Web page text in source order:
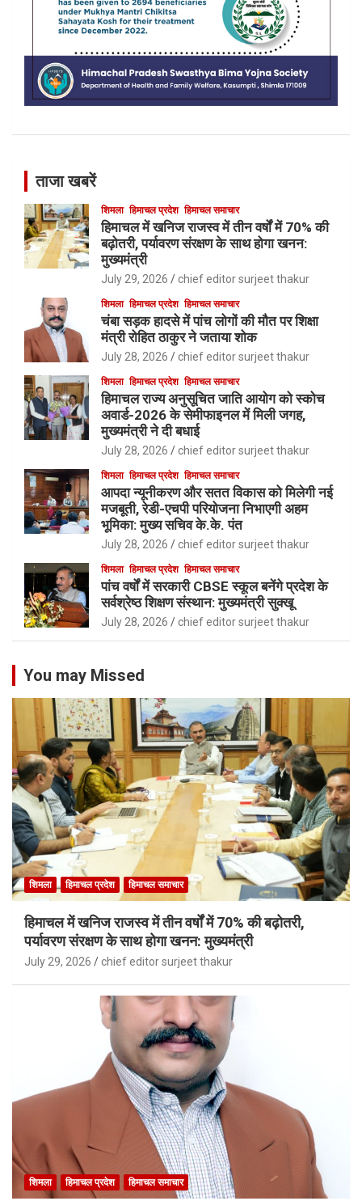
ताजा खबरें
शिमला हिमाचल प्रदेश हिमाचल समाचार
हिमाचल में खनिज राजस्व में तीन वर्षों में 70% की
बढ़ोतरी, पर्यावरण संरक्षण के साथ होगा खनन:
मुख्यमंत्री
July 29, 2026 chief editor surjeet thakur
शिमला हिमाचल प्रदेश हिमाचल समाचार
चंबा सड़क हादसे में पांच लोगों की मौत पर शिक्षा
मंत्री रोहित ठाकुर ने जताया शोक
July 28, 2026 chief editor surjeet thakur
शिमला हिमाचल प्रदेश हिमाचल समाचार
हिमाचल राज्य अनुसूचित जाति आयोग को स्कोच
अवार्ड-2026 के सेमीफाइनल में मिली जगह,
मुख्यमंत्री ने दी बधाई
July 28, 2026 chief editor surjeet thakur
शिमला हिमाचल प्रदेश हिमाचल समाचार
आपदा न्यूनीकरण और सतत विकास को मिलेगी नई
मजबूती, रेडी-एचपी परियोजना निभाएगी अहम
भूमिका: मुख्य सचिव के.के. पंत
July 28, 2026 chief editor surjeet thakur
शिमला हिमाचल प्रदेश हिमाचल समाचार
पांच वर्षों में सरकारी CBSE स्कूल बनेंगे प्रदेश के
सर्वश्रेष्ठ शिक्षण संस्थान: मुख्यमंत्री सुक्खू
July 28, 2026 chief editor surjeet thakur
You may Missed
शिमला हिमाचल प्रदेश हिमाचल समाचार
हिमाचल में खनिज राजस्व में तीन वर्षों में 70% की बढ़ोतरी,
पर्यावरण संरक्षण के साथ होगा खनन: मुख्यमंत्री
July 29, 2026 chief editor surjeet thakur
शिमला हिमाचल प्रदेश हिमाचल समाचार